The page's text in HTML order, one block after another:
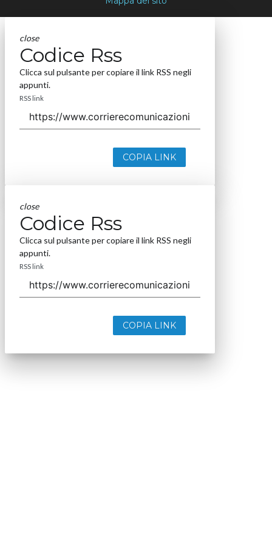
close
Codice Rss
Clicca sul pulsante per copiare il link RSS negli
appunti.
RSS link
COPIA LINK
close
Codice Rss
Clicca sul pulsante per copiare il link RSS negli
appunti.
RSS link
COPIA LINK